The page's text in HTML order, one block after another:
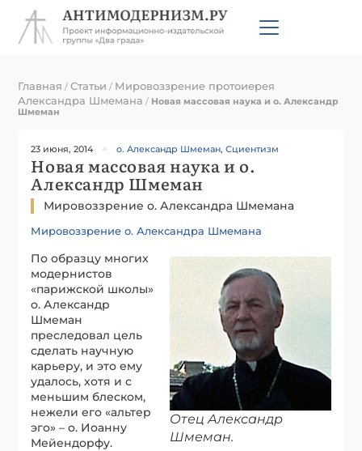
Главная /Статьи / Мировоззрение протоиерея
Александра Шмемана / Новая массовая наука и о. Александр
Шмеман
23 июня, 2014 о. Александр Шмеман,Сциентизм
Новая массовая наука и о.
Александр Шмеман
Мировоззрение о. Александра Шмемана
Мировоззрение о. Александра Шмемана
Отец Александр
Шмеман.
По образцу многих
модернистов
«парижской школы»
о. Александр
Шмеман
преследовал цель
сделать научную
карьеру, и это ему
удалось, хотя и с
меньшим блеском,
нежели его «альтер
эго» – о. Иоанну
Мейендорфу.